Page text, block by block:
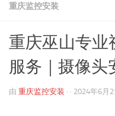
重庆监控安装
重庆巫山专业
服务｜摄像头
由 重庆监控安装 · · 2024年6月2